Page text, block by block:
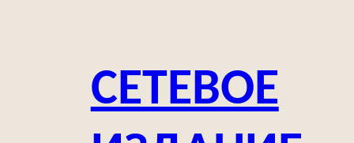
содержимомуСЕТЕВОЕ